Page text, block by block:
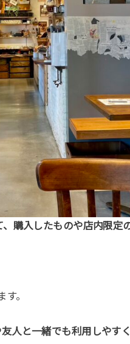
購入したものや店内限定
。
人と一緒でも利用しやす